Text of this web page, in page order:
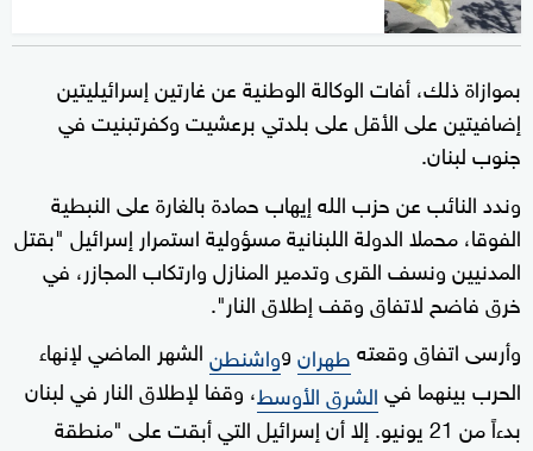
بموازاة ذلك، أفات الوكالة الوطنية عن غارتين إسرائيليتين
إضافيتين على الأقل على بلدتي برعشيت وكفرتبنيت في
جنوب لبنان.
وندد النائب عن حزب الله إيهاب حمادة بالغارة على النبطية
الفوقا، محملا الدولة اللبنانية مسؤولية استمرار إسرائيل "بقتل
المدنيين ونسف القرى وتدمير المنازل وارتكاب المجازر، في
خرق فاضح لاتفاق وقف إطلاق النار".
وأرسى اتفاق وقعتهطهرانوواشنطنالشهر الماضي لإنهاء
الحرب بينهما فيالشرق الأوسط، وقفا لإطلاق النار في لبنان
بدءاً من 21 يونيو. إلا أن إسرائيل التي أبقت على "منطقة